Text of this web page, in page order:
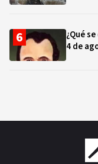
¿Qué
4 de